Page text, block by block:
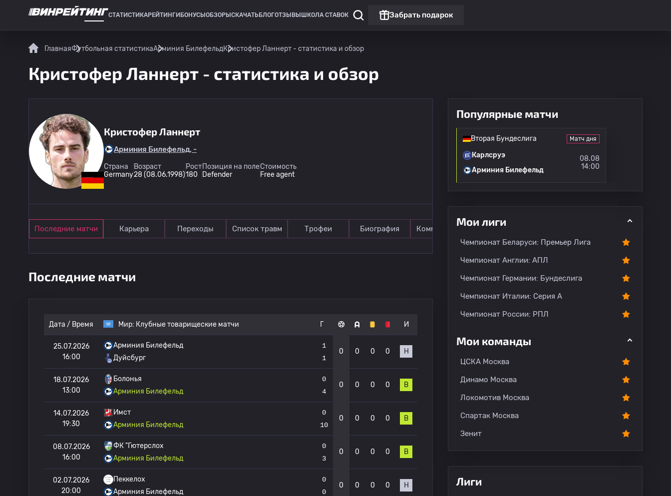
СТАТИСТИКАРЕЙТИНГИ БОНУСЫ ОБЗОРЫ СКАЧАТЬ БЛОГОТЗЫВЫ ШКОЛА СТАВОК Забрать подарок
ГлавнаяФутбольная статистикаАрминия БилефельдКристофер Ланнерт - статистика и обзор
Кристофер Ланнерт - статистика и обзор
Кристофер Ланнерт
Арминия Билефельд, -
Страна
Germany
Возраст
28 (08.06.1998)
Рост
180
Позиция на поле
Defender
Стоимость
Free agent
Последние матчи Карьера Переходы Список травм Трофеи Биография Комментарии
Последние матчи
Дата / Время Мир: Клубные товарищеские матчи Г И
25.07.2026
16:00
Арминия Билефельд
Дуйсбург
1
1
0 0 0 0 Н
18.07.2026
13:00
Болонья
Арминия Билефельд
0
4
0 0 0 0 В
14.07.2026
19:30
Имст
Арминия Билефельд
0
10
0 0 0 0 В
08.07.2026
16:00
ФК "Гютерслох
Арминия Билефельд
0
3
0 0 0 0 В
02.07.2026
20:00
Пеккелох
Арминия Билефельд
0
0
0 0 0 0 Н
Популярные матчи
Вторая Бундеслига Матч дня
Карлсруэ
Арминия Билефельд
08.08
14:00
Мои лиги
Чемпионат Беларуси: Премьер Лига
Чемпионат Англии: АПЛ
Чемпионат Германии: Бундеслига
Чемпионат Италии: Серия А
Чемпионат России: РПЛ
Мои команды
ЦСКА Москва
Динамо Москва
Локомотив Москва
Спартак Москва
Зенит
Лиги